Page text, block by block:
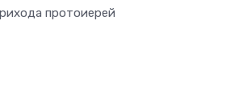
протоиерей